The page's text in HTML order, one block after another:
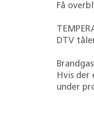
Få
DTV
Hvis der
under